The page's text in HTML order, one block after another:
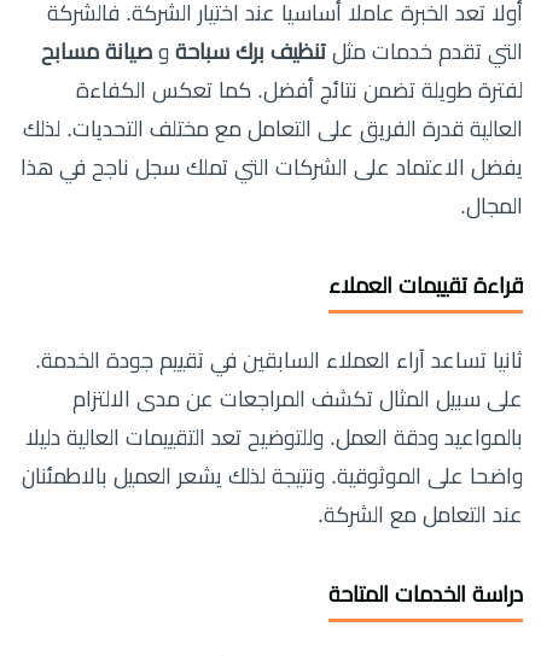
أولا تعد الخبرة عاملا أساسيا عند اختيار الشركة. فالشركة
التي تقدم خدمات مثل تنظيف برك سباحة و صيانة مسابح
لفترة طويلة تضمن نتائج أفضل. كما تعكس الكفاءة
العالية قدرة الفريق على التعامل مع مختلف التحديات. لذلك
يفضل الاعتماد على الشركات التي تملك سجل ناجح في هذا
المجال.
قراءة تقييمات العملاء
ثانيا تساعد آراء العملاء السابقين في تقييم جودة الخدمة.
على سبيل المثال تكشف المراجعات عن مدى الالتزام
بالمواعيد ودقة العمل. وللتوضيح تعد التقييمات العالية دليلا
واضحا على الموثوقية. ونتيجة لذلك يشعر العميل بالاطمئنان
عند التعامل مع الشركة.
دراسة الخدمات المتاحة